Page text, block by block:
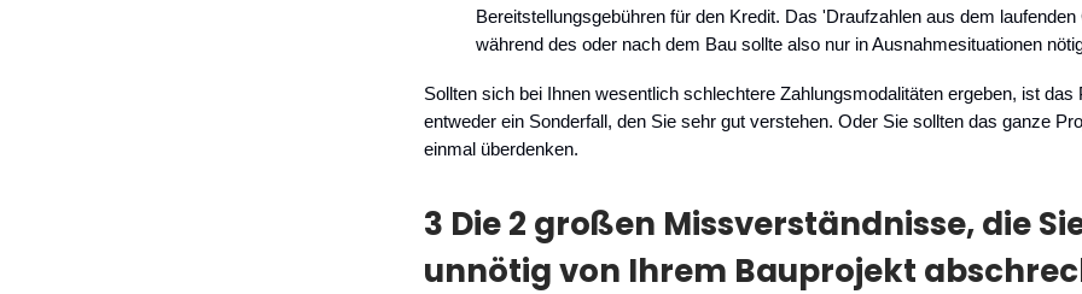
Bereitstellungsgebühren für den Kredit. Das 'Draufzahlen aus dem laufenden
während des oder nach dem Bau sollte also nur in Ausnahmesituationen
Sollten sich bei Ihnen wesentlich schlechtere Zahlungsmodalitäten ergeben, ist das
entweder ein Sonderfall, den Sie sehr gut verstehen. Oder Sie sollten das ganze
einmal überdenken.
3 Die 2 großen Missverständnisse, die
unnötig von Ihrem Bauprojekt